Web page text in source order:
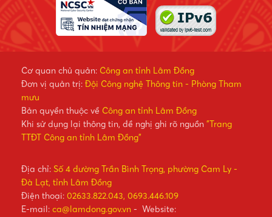
Cơ quan chủ quản: Công an tỉnh Lâm Đồng
Đơn vị quản trị: Đội Công nghệ Thông tin - Phòng Tham
mưu
Bản quyền thuộc về Công an tỉnh Lâm Đồng
Khi sử dụng lại thông tin, đề nghị ghi rõ nguồn "Trang
TTĐT Công an tỉnh Lâm Đồng"
Địa chỉ: Số 4 đường Trần Bình Trọng, phường Cam Ly -
Đà Lạt, tỉnh Lâm Đồng
Điện thoại: 02633.822.043, 0693.446.109
E-mail: ca@lamdong.gov.vn - Website: